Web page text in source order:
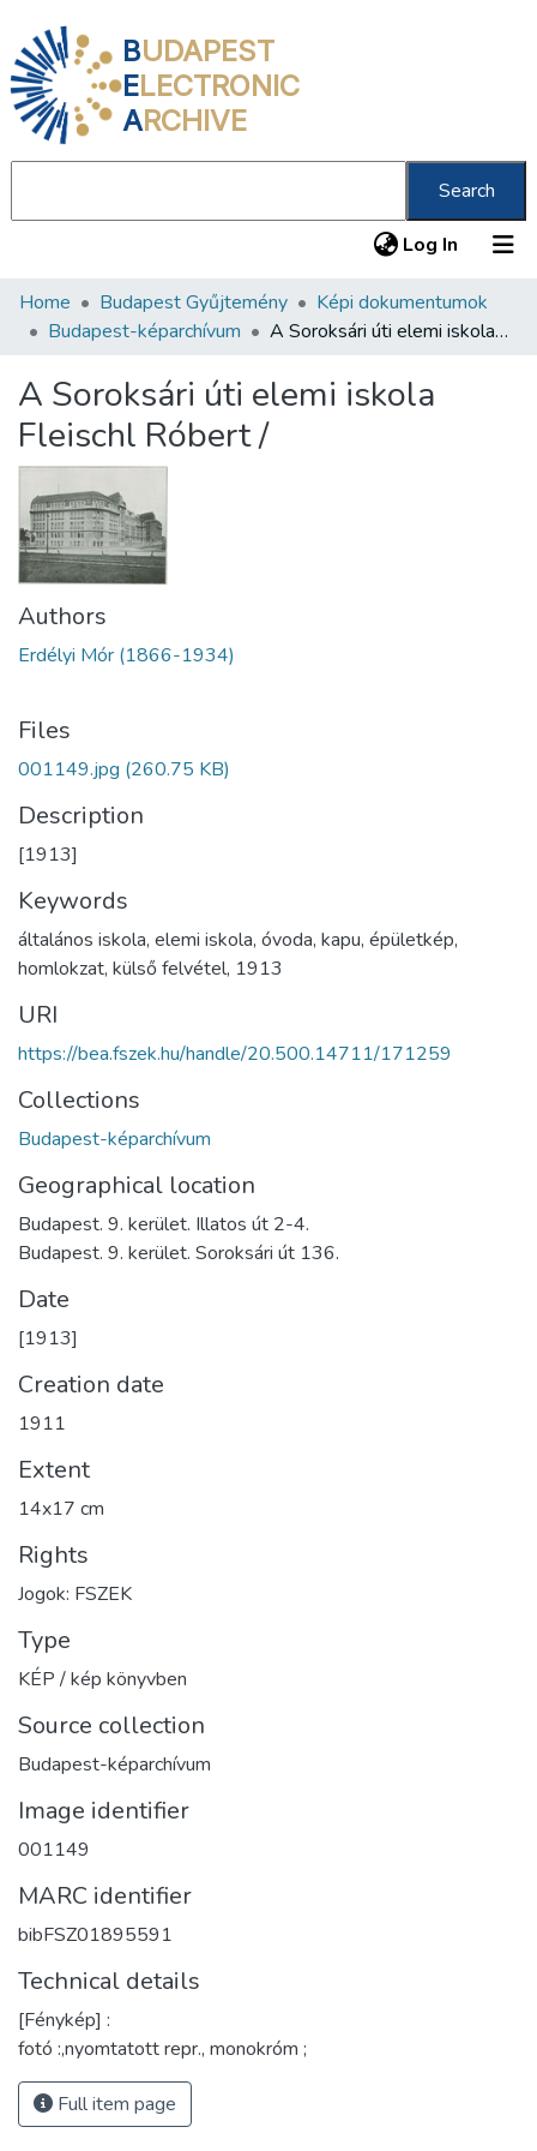
BUDAPEST
ELECTRONIC
ARCHIVE
Search
Log In (current)
Communities & Collections
Statistics
About us
Home Budapest Gyűjtemény
Képi dokumentumok
Budapest-képarchívum
A Soroksári úti elemi iskola Fleischl Róbert /
A Soroksári úti elemi iskola
Fleischl Róbert /
Authors
Erdélyi Mór (1866-1934)
Files
001149.jpg (260.75 KB)
Description
[1913]
Keywords
általános iskola, elemi iskola, óvoda, kapu, épületkép,
homlokzat, külső felvétel, 1913
URI
https://bea.fszek.hu/handle/20.500.14711/171259
Collections
Budapest-képarchívum
Geographical location
Budapest. 9. kerület. Illatos út 2-4.
Budapest. 9. kerület. Soroksári út 136.
Date
[1913]
Creation date
1911
Extent
14x17 cm
Rights
Jogok: FSZEK
Type
KÉP / kép könyvben
Source collection
Budapest-képarchívum
Image identifier
001149
MARC identifier
bibFSZ01895591
Technical details
[Fénykép] :
fotó :,nyomtatott repr., monokróm ;
Full item page